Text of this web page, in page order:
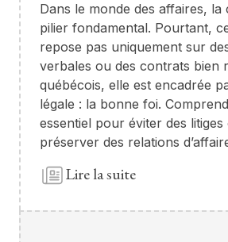
Dans le monde des affaires,
pilier fondamental. Pourtant,
repose pas uniquement sur
verbales ou des contrats bien
québécois, elle est encadrée
légale : la bonne foi.
essentiel pour éviter des
préserver des relations
Lire la suite